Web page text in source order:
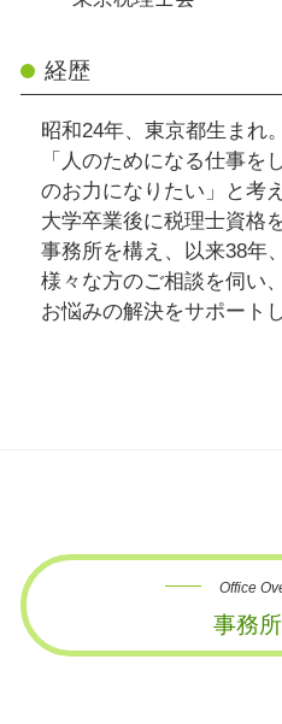
経歴
昭和24年、東京都生まれ
「人のためになる仕事を
のお力になりたい」と考
大学卒業後に税理士資格
事務所を構え、以来38年
様々な方のご相談を伺い
お悩みの解決をサポート
Office
事務